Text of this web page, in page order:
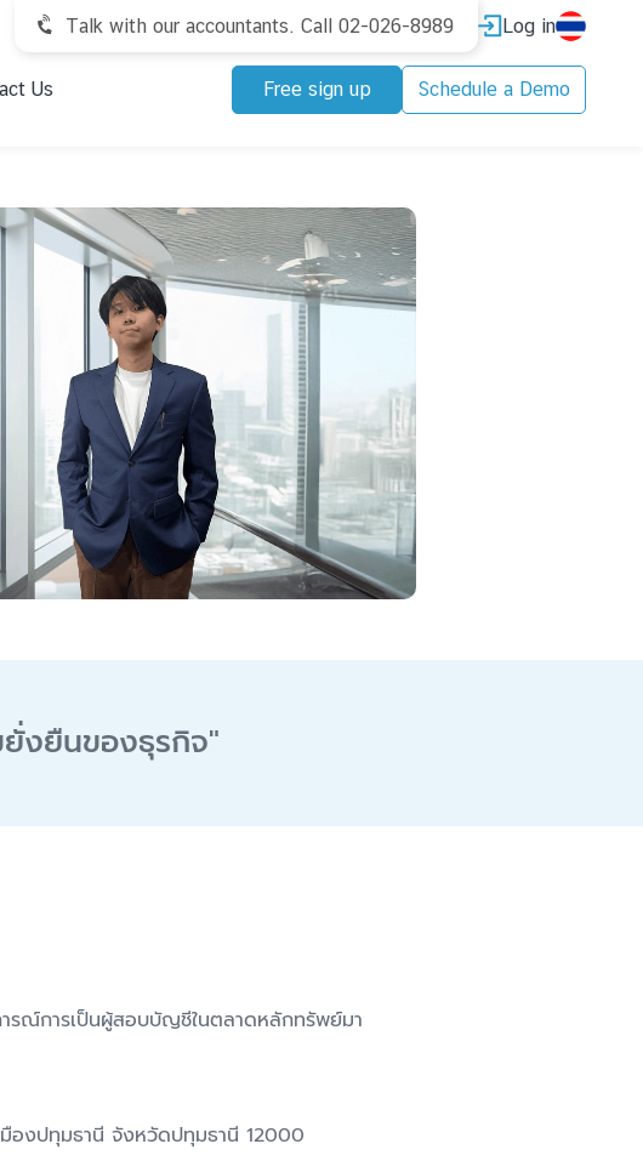
Talk with our accountants. Call 02-026-8989 Log in
Us Free sign up Schedule a Demo
งยืนของธุรกิจ"
ารณ์การเป็นผู้สอบบัญชีในตลาดหลักทรัพย์มา
องปทุมธานี จังหวัดปทุมธานี 12000